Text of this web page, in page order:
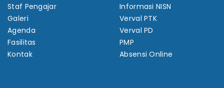
Staf Pengajar
Galeri
Agenda
Fasilitas
Kontak
Informasi NISN
Verval PTK
Verval PD
PMP
Absensi Online